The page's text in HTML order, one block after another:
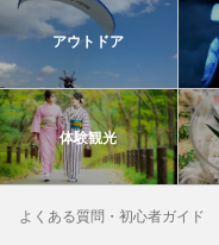
アウトドア
体験観光
よくある質問・初心者ガイド